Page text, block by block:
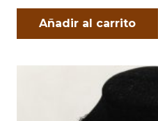
Añadir al carrito